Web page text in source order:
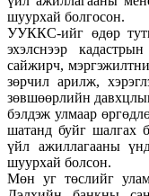
шуурхай болгосон.
УУККС-ийг өдөр
эхэлснээр
сайжирч,
зөрчил арилж,
зөвшөөрлийн
бэлдэж улмаар
шатанд буйг шалгах
үйл ажиллагааны
шуурхай болсон.
Мөн уг төслийг